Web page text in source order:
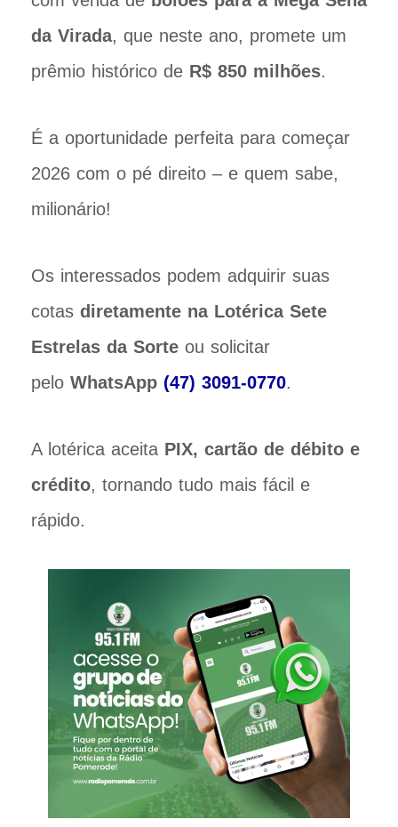
da Virada, que neste ano, promete um
prêmio histórico de R$ 850 milhões.
É a oportunidade perfeita para começar
2026 com o pé direito – e quem sabe,
milionário!
Os interessados podem adquirir suas
cotas diretamente na Lotérica Sete
Estrelas da Sorte ou solicitar
pelo WhatsApp (47) 3091-0770.
A lotérica aceita PIX, cartão de débito e
crédito, tornando tudo mais fácil e
rápido.